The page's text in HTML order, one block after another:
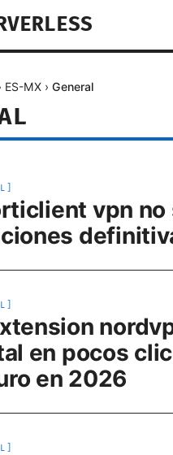
ES-MX › General
vpn no
en pocos
en 2026